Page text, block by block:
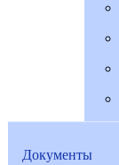
Документы